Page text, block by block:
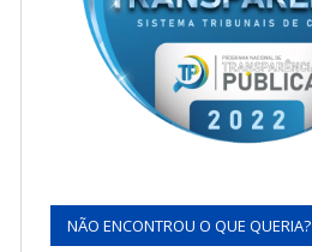
NÃO ENCONTROU O QUE QUERIA?